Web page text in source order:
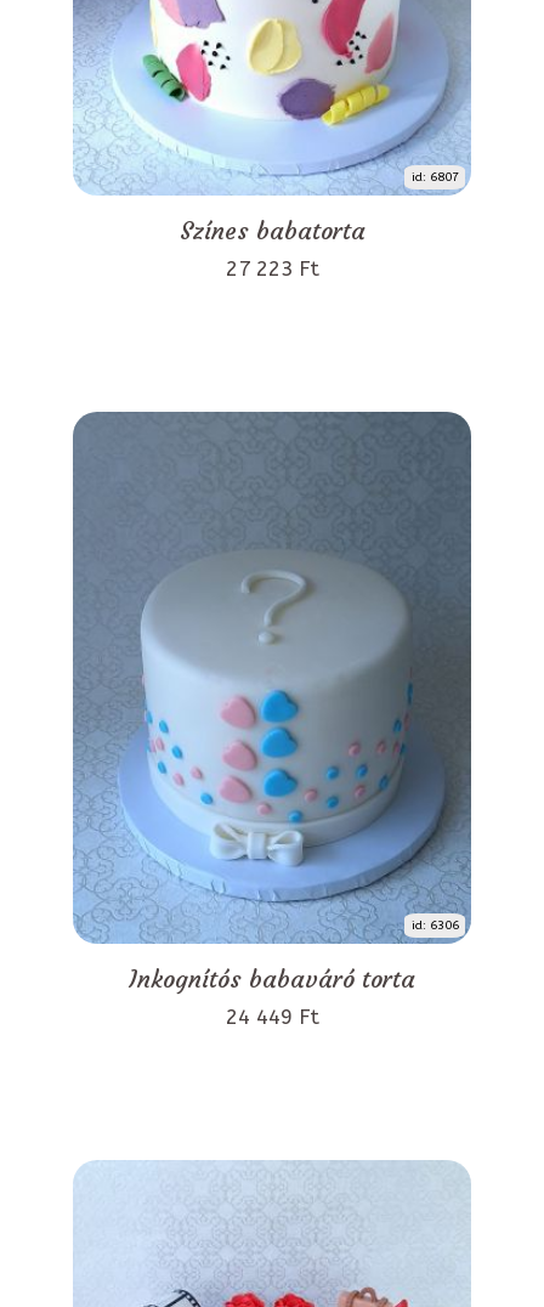
id: 6807
Színes babatorta
27 223 Ft
id: 6306
Inkognítós babaváró torta
24 449 Ft